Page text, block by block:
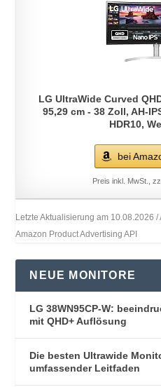
LG UltraWide Curved
95,29 cm - 38 Zoll, AH-
HDR10,
bei
Preis inkl. MwSt.,
Letzte Aktualisierung am 10.08.2026
Amazon Product Advertising API
NEUE MONITORE
LG 38WN95CP-W:
mit QHD+ Auflösung
Die besten Ultrawide
umfassender Leitfaden